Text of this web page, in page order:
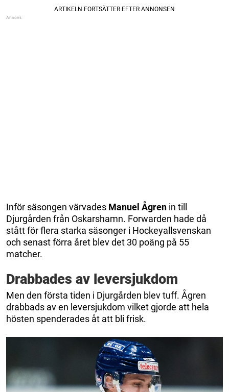
Inför säsongen värvades Manuel Ågren in till
Djurgården från Oskarshamn. Forwarden hade då
stått för flera starka säsonger i Hockeyallsvenskan
och senast förra året blev det 30 poäng på 55
matcher.
Drabbades av leversjukdom
Men den första tiden i Djurgården blev tuff. Ågren
drabbads av en leversjukdom vilket gjorde att hela
hösten spenderades åt att bli frisk.